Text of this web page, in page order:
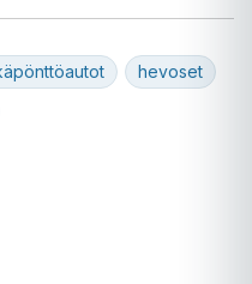
hevoset